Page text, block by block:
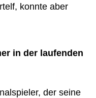
konnte aber
in der laufenden
der seine